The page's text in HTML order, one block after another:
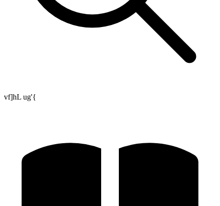
vf]hL ug'{